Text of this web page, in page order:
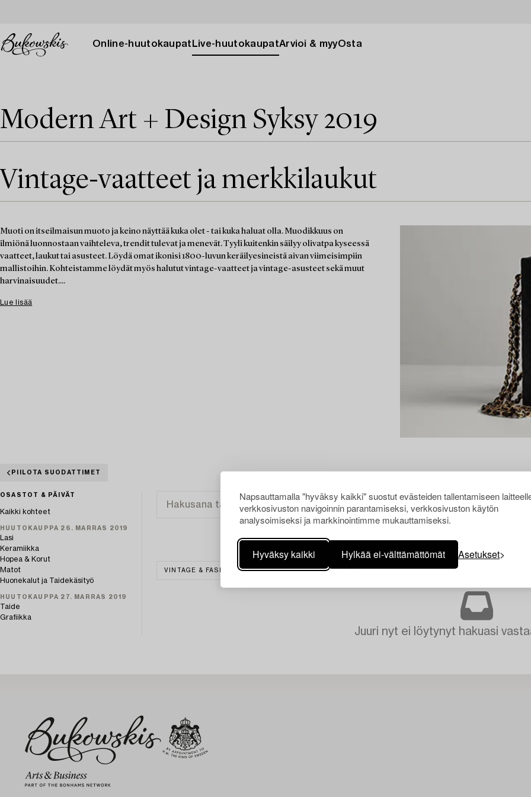
Napsauttamalla "hyväksy kaikki" suostut evästeiden tallentamiseen
verkkosivuston navigoinnin parantamiseksi, verkkosivuston käytön
analysoimiseksi ja markkinointimme mukauttamiseksi.
Hyväksy kaikki Hylkää ei-välttämättömät Asetukset
Online-huutokaupat Live-huutokaupatArvioi & myyOsta
Modern Art + Design Syksy 2019
Vintage-vaatteet ja merkkilaukut
Muoti on itseilmaisun muoto ja keino näyttää kuka olet - tai kuka haluat olla. Muodikkuus on
ilmiönä luonnostaan vaihteleva, trendit tulevat ja menevät. Tyyli kuitenkin säilyy olivatpa kyseessä
vaatteet, laukut tai asusteet. Löydä omat ikonisi 1800-luvun keräilyesineistä aivan viimeisimpiin
mallistoihin. Kohteistamme löydät myös halutut vintage-vaatteet ja vintage-asusteet sekä muut
harvinaisuudet....
Lue lisää
PIILOTA SUODATTIMET
OSASTOT & PÄIVÄT
Kaikki kohteet
HUUTOKAUPPA 26. MARRAS 2019
Lasi
Keramiikka
Hopea & Korut
Matot
Huonekalut ja Taidekäsityö
HUUTOKAUPPA 27. MARRAS 2019
Taide
Grafiikka
VINTAGE & FASHION MATOT TYHJENNÄ KAIKKI
Juuri nyt ei löytynyt hakuasi